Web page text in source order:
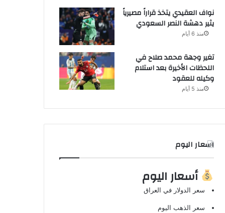
نواف العقيدي يتخذ قراراً مصيرياً
يثير دهشة النصر السعودي
منذ 6 أيام
تغير وجهة محمد صلاح في
اللحظات الأخيرة بعد استلام
وكيله للعقود
منذ 5 أيام
اسعار اليوم
أسعار اليوم
سعر الدولار في العراق
سعر الذهب اليوم